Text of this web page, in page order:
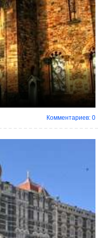
Комментариев: 0